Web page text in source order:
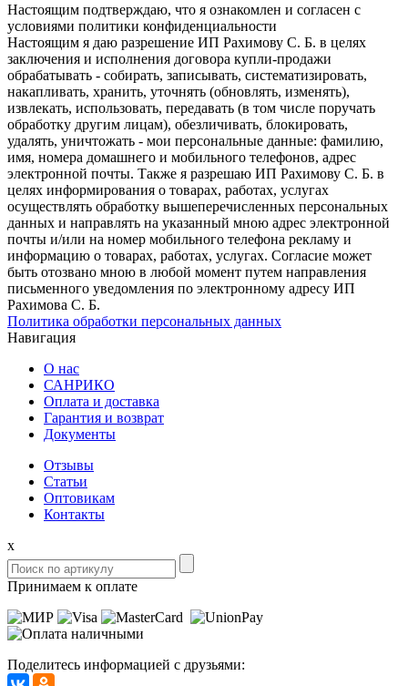
Настоящим подтверждаю, что я ознакомлен и согласен с
условиями политики конфиденциальности
Настоящим я даю разрешение ИП Рахимову С. Б. в целях
заключения и исполнения договора купли-продажи
обрабатывать - собирать, записывать, систематизировать,
накапливать, хранить, уточнять (обновлять, изменять),
извлекать, использовать, передавать (в том числе поручать
обработку другим лицам), обезличивать, блокировать,
удалять, уничтожать - мои персональные данные: фамилию,
имя, номера домашнего и мобильного телефонов, адрес
электронной почты. Также я разрешаю ИП Рахимову С. Б. в
целях информирования о товарах, работах, услугах
осуществлять обработку вышеперечисленных персональных
данных и направлять на указанный мною адрес электронной
почты и/или на номер мобильного телефона рекламу и
информацию о товарах, работах, услугах. Согласие может
быть отозвано мною в любой момент путем направления
письменного уведомления по электронному адресу ИП
Рахимова С. Б.
Политика обработки персональных данных
Навигация
О нас
САНРИКО
Оплата и доставка
Гарантия и возврат
Документы
Отзывы
Статьи
Оптовикам
Контакты
x
Принимаем к оплате
Поделитесь информацией с друзьями: